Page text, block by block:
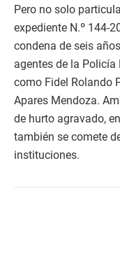
Pero no solo
expediente N.º 144-
condena de seis
agentes de la
como Fidel Rolando
Apares Mendoza.
de hurto agravado,
también se comete
instituciones.